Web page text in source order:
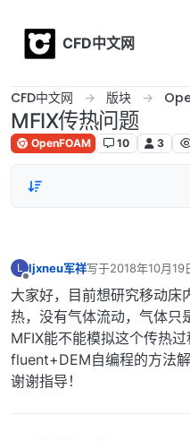
CFD中文网
CFD中文网 版块
MFIX传热问题
OpenFOAM 10 3
L
离线
ljxneu军祥写于2018年10月19
最后由 编辑
大家好，目前想研究移动床
热，没有气体流动，气体只
MFIX能不能模拟这个传热
fluent+DEM自编程的方法
谢谢指导！